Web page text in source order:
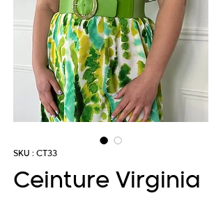
SKU : CT33
Ceinture Virginia